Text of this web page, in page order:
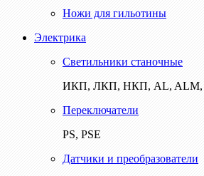
Ножи для гильотины
Электрика
Светильники станочные
ИКП, ЛКП, НКП, AL, ALM,
Переключатели
PS, PSE
Датчики и преобразователи